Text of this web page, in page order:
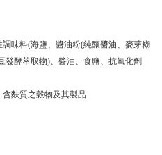
味料(海鹽、醬油粉(純釀醬油、麥芽糊
發酵萃取物)、醬油、食鹽、抗氧化劑
麩質之穀物及其製品